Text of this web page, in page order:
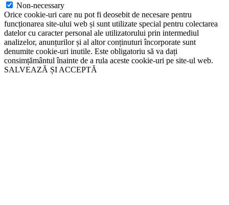
Non-necessary
Orice cookie-uri care nu pot fi deosebit de necesare pentru
funcționarea site-ului web și sunt utilizate special pentru colectarea
datelor cu caracter personal ale utilizatorului prin intermediul
analizelor, anunțurilor și al altor conținuturi încorporate sunt
denumite cookie-uri inutile. Este obligatoriu să va dați
consimțământul înainte de a rula aceste cookie-uri pe site-ul web.
SALVEAZĂ ȘI ACCEPTĂ